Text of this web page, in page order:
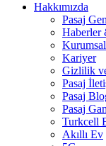
Hakkımızda
Pasaj
Haberler
Kariyer
Gizlilik
Pasaj
Pasaj
Pasaj
Turkcell
Akıllı Ev